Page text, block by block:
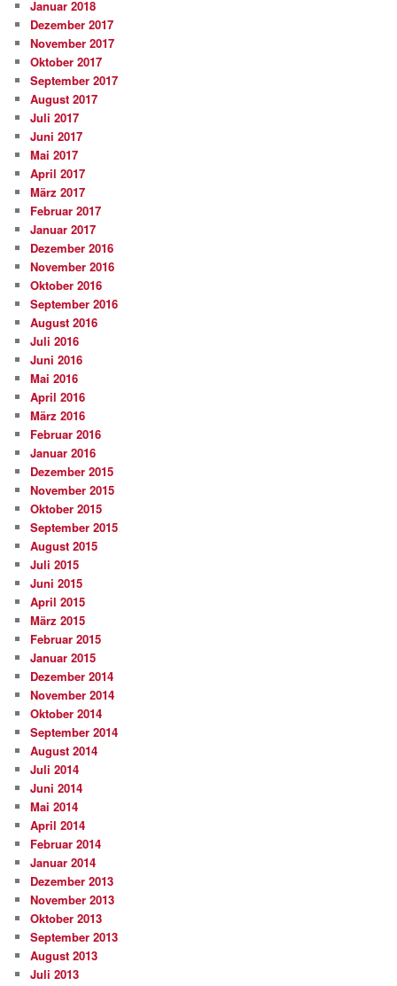
Januar 2018
Dezember 2017
November 2017
Oktober 2017
September 2017
August 2017
Juli 2017
Juni 2017
Mai 2017
April 2017
März 2017
Februar 2017
Januar 2017
Dezember 2016
November 2016
Oktober 2016
September 2016
August 2016
Juli 2016
Juni 2016
Mai 2016
April 2016
März 2016
Februar 2016
Januar 2016
Dezember 2015
November 2015
Oktober 2015
September 2015
August 2015
Juli 2015
Juni 2015
April 2015
März 2015
Februar 2015
Januar 2015
Dezember 2014
November 2014
Oktober 2014
September 2014
August 2014
Juli 2014
Juni 2014
Mai 2014
April 2014
Februar 2014
Januar 2014
Dezember 2013
November 2013
Oktober 2013
September 2013
August 2013
Juli 2013